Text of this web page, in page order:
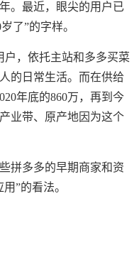
。最近，眼尖的用户已
了”的字样。
户，依托主站和多多买菜
的日常生活。而在供给
年底的860万，再到今
业带、原产地因为这个
拼多多的早期商家和资
”的看法。